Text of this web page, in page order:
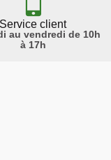
Service client
au vendredi de 10h
à 17h